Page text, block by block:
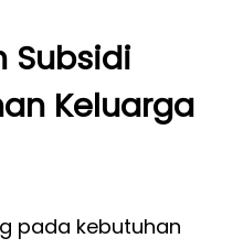
Subsidi
Keluarga
pada kebutuhan